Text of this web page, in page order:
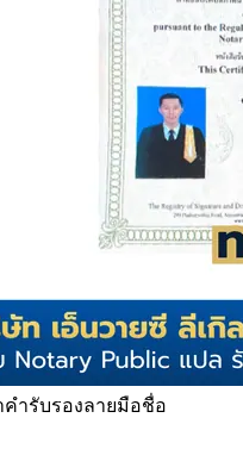
ำรับรองลายมือชื่อ